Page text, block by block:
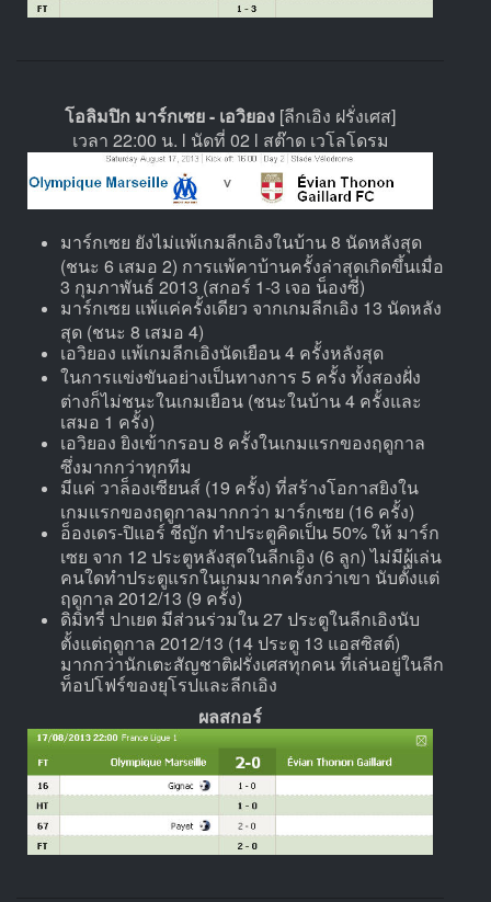
โอลิมปิก มาร์กเซย - เอวิยอง [ลีกเอิง ฝรั่งเศส]
เวลา 22:00 น. l นัดที่ 02 l สต๊าด เวโลโดรม
มาร์กเซย ยังไม่แพ้เกมลีกเอิงในบ้าน 8 นัดหลังสุด
(ชนะ 6 เสมอ 2) การแพ้คาบ้านครั้งล่าสุดเกิดขึ้นเมื่อ
3 กุมภาพันธ์ 2013 (สกอร์ 1-3 เจอ น็องซี่)
มาร์กเซย แพ้แค่ครั้งเดียว จากเกมลีกเอิง 13 นัดหลัง
สุด (ชนะ 8 เสมอ 4)
เอวิยอง แพ้เกมลีกเอิงนัดเยือน 4 ครั้งหลังสุด
ในการแข่งขันอย่างเป็นทางการ 5 ครั้ง ทั้งสองฝั่ง
ต่างก็ไม่ชนะในเกมเยือน (ชนะในบ้าน 4 ครั้งและ
เสมอ 1 ครั้ง)
เอวิยอง ยิงเข้ากรอบ 8 ครั้งในเกมแรกของฤดูกาล
ซึ่งมากกว่าทุกทีม
มีแค่ วาล็องเซียนส์ (19 ครั้ง) ที่สร้างโอกาสยิงใน
เกมแรกของฤดูกาลมากกว่า มาร์กเซย (16 ครั้ง)
อ็องเดร-ปิแอร์ ชีญัก ทำประตูคิดเป็น 50% ให้ มาร์ก
เซย จาก 12 ประตูหลังสุดในลีกเอิง (6 ลูก) ไม่มีผู้เล่น
คนใดทำประตูแรกในเกมมากครั้งกว่าเขา นับตั้งแต่
ฤดูกาล 2012/13 (9 ครั้ง)
ดิมิทรี่ ปาเยต มีส่วนร่วมใน 27 ประตูในลีกเอิงนับ
ตั้งแต่ฤดูกาล 2012/13 (14 ประตู 13 แอสซิสต์)
มากกว่านักเตะสัญชาติฝรั่งเศสทุกคน ที่เล่นอยู่ในลีก
ท็อปโฟร์ของยุโรปและลีกเอิง
ผลสกอร์